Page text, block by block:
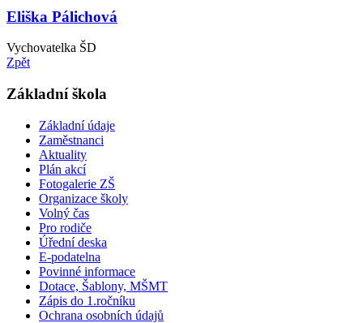
Eliška Pálichová
Vychovatelka ŠD
Zpět
Základní škola
Základní údaje
Zaměstnanci
Aktuality
Plán akcí
Fotogalerie ZŠ
Organizace školy
Volný čas
Pro rodiče
Úřední deska
E-podatelna
Povinné informace
Dotace, Šablony, MŠMT
Zápis do 1.ročníku
Ochrana osobních údajů